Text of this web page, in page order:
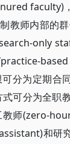
faculty)
师内部的
only
分为定期合
可分为全
教师(zero-
和